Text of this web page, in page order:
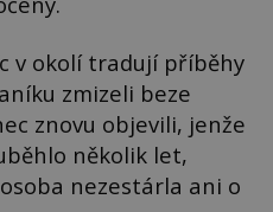
v okolí tradují příběhy
zmizeli beze
znovu objevili, jenže
několik let,
nezestárla ani o